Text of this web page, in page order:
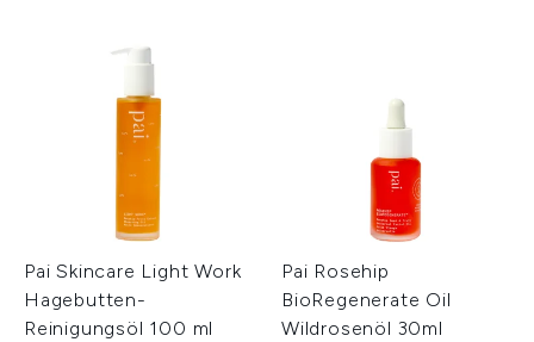
Pai Skincare Light Work
Hagebutten-
Reinigungsöl 100 ml
Pai Rosehip
BioRegenerate Oil
Wildrosenöl 30ml